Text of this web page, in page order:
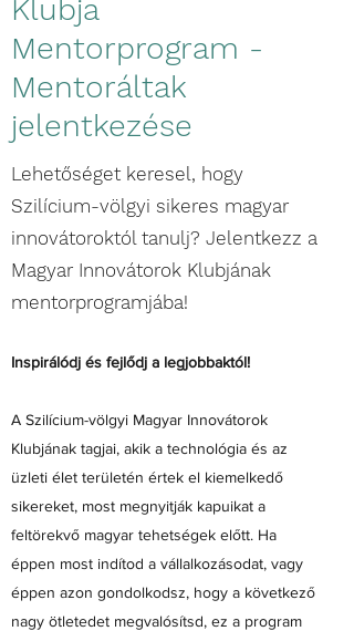
Klubja
Mentorprogram -
Mentoráltak
jelentkezése
Lehetőséget keresel, hogy
Szilícium-völgyi sikeres magyar
innovátoroktól tanulj? Jelentkezz a
Magyar Innovátorok Klubjának
mentorprogramjába!
Inspirálódj és fejlődj a legjobbaktól!
A Szilícium-völgyi Magyar Innovátorok
Klubjának tagjai, akik a technológia és az
üzleti élet területén értek el kiemelkedő
sikereket, most megnyitják kapuikat a
feltörekvő magyar tehetségek előtt. Ha
éppen most indítod a vállalkozásodat, vagy
éppen azon gondolkodsz, hogy a következő
nagy ötletedet megvalósítsd, ez a program